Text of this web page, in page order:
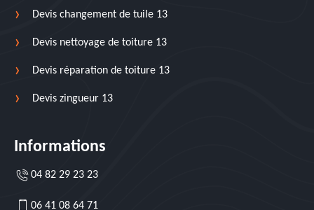
Devis changement de tuile 13
Devis nettoyage de toiture 13
Devis réparation de toiture 13
Devis zingueur 13
Informations
04 82 29 23 23
06 41 08 64 71